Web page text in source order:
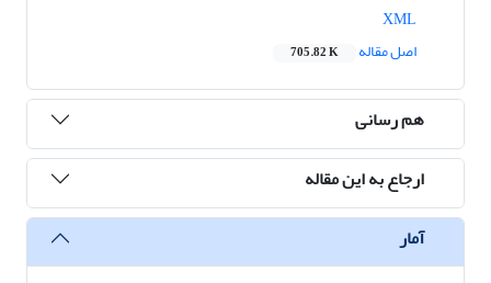
اصل مقاله
705.82 K
هم رسانی
ارجاع به این مقاله
آمار